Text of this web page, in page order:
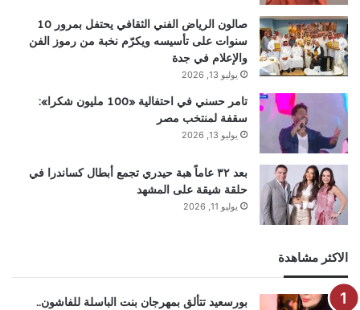
صالون الرياض الفني الثقافي يحتفل بمرور 10
سنوات على تأسيسه ويكرّم نخبة من رموز الفن
والإعلام في جدة
يوليو 13, 2026
تامر حسني في احتفالية «100 مليون شكرا»:
سقفة لمنتخب مصر
يوليو 13, 2026
بعد ٣٢ عاماً هبة حيدري تجمع أبطال كساندرا في
حلقة شيقة على المشهد
يوليو 11, 2026
الاكثر مشاهدة
بورسعيد تتألق بمهرجان بنت الباسلة للفاشون..